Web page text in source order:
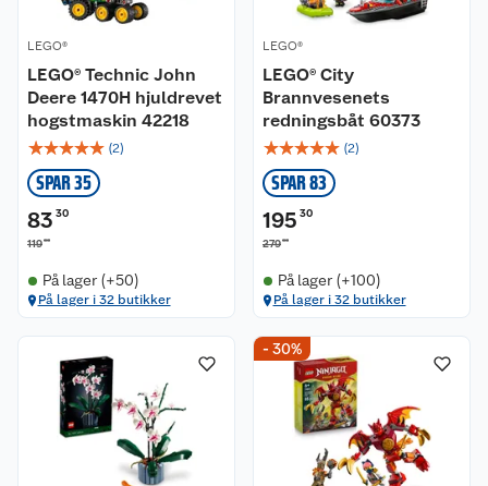
LEGO®
LEGO® Technic John
Deere 1470H hjuldrevet
hogstmaskin 42218
☆☆☆☆☆ (2)
SPAR 35
83 30
11900
På lager (+50)
På lager i 32 butikker
LEGO®
LEGO® City
Brannvesenets
redningsbåt 60373
☆☆☆☆☆ (2)
SPAR 83
195 30
27900
På lager (+100)
På lager i 32 butikker
- 30%